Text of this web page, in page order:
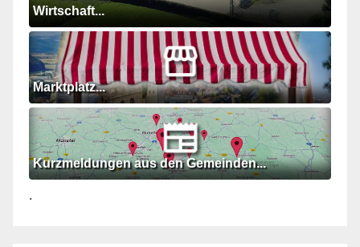
Wirtschaft...
Marktplatz...
Kurzmeldungen aus den Gemeinden...
.